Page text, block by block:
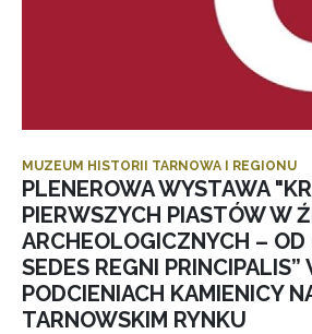
MUZEUM HISTORII TARNOWA I REGIONU
PLENEROWA WYSTAWA
PIERWSZYCH PIASTÓW W
ARCHEOLOGICZNYCH –
SEDES REGNI PRINCIPALIS”
PODCIENIACH KAMIENICY
TARNOWSKIM RYNKU